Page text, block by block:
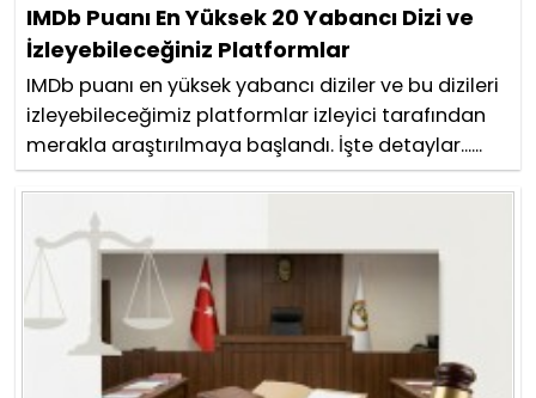
IMDb Puanı En Yüksek 20 Yabancı Dizi ve
İzleyebileceğiniz Platformlar
IMDb puanı en yüksek yabancı diziler ve bu dizileri
izleyebileceğimiz platformlar izleyici tarafından
merakla araştırılmaya başlandı. İşte detaylar......